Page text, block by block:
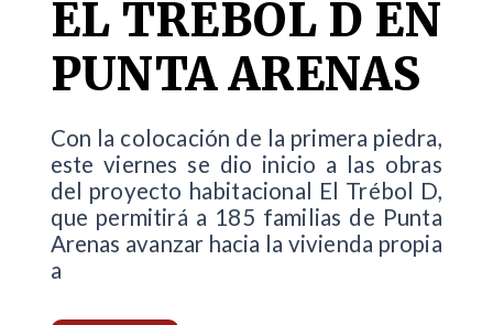
EL TRÉBOL D EN
PUNTA ARENAS
Con la colocación de la primera piedra,
este viernes se dio inicio a las obras
del proyecto habitacional El Trébol D,
que permitirá a 185 familias de Punta
Arenas avanzar hacia la vivienda propia
a